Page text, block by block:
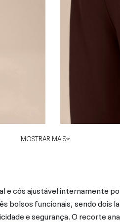
MOSTRAR MAIS
e cós ajustável internamente
bolsos funcionais, sendo dois
e segurança. O recorte